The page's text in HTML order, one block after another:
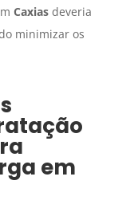
Caxiasdeveria
minimizar os
em